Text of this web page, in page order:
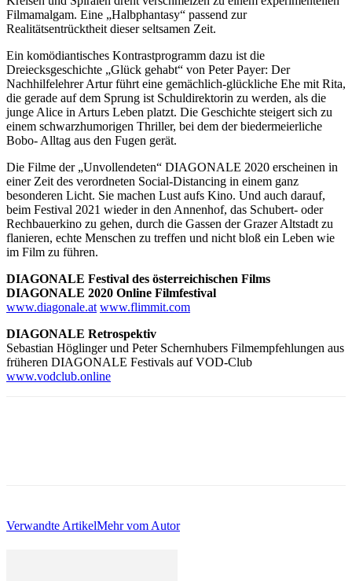
Filmamalgam. Eine „Halbphantasy“ passend zur
Realitätsentrücktheit dieser seltsamen Zeit.
Ein komödiantisches Kontrastprogramm dazu ist die
Dreiecksgeschichte „Glück gehabt“ von Peter Payer: Der
Nachhilfelehrer Artur führt eine gemächlich-glückliche Ehe mit Rita,
die gerade auf dem Sprung ist Schuldirektorin zu werden, als die
junge Alice in Arturs Leben platzt. Die Geschichte steigert sich zu
einem schwarzhumorigen Thriller, bei dem der biedermeierliche
Bobo- Alltag aus den Fugen gerät.
Die Filme der „Unvollendeten“ DIAGONALE 2020 erscheinen in
einer Zeit des verordneten Social-Distancing in einem ganz
besonderen Licht. Sie machen Lust aufs Kino. Und auch darauf,
beim Festival 2021 wieder in den Annenhof, das Schubert- oder
Rechbauerkino zu gehen, durch die Gassen der Grazer Altstadt zu
flanieren, echte Menschen zu treffen und nicht bloß ein Leben wie
im Film zu führen.
DIAGONALE Festival des österreichischen Films
DIAGONALE 2020 Online Filmfestival
www.diagonale.at www.flimmit.com
DIAGONALE Retrospektiv
Sebastian Höglinger und Peter Schernhubers Filmempfehlungen aus
früheren DIAGONALE Festivals auf VOD-Club
www.vodclub.online
Verwandte ArtikelMehr vom Autor